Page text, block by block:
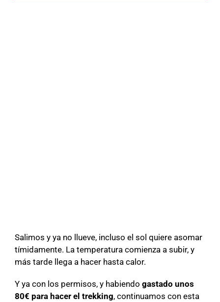
Salimos y ya no llueve, incluso el sol quiere asomar
tímidamente. La temperatura comienza a subir, y
más tarde llega a hacer hasta calor.
Y ya con los permisos, y habiendo gastado unos
80€ para hacer el trekking, continuamos con esta